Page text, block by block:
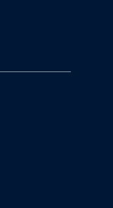
ventana
nueva ventana
en una nueva